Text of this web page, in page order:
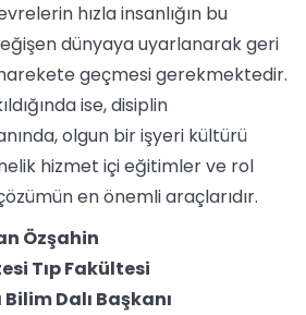
hızla insanlığın bu
dünyaya uyarlanarak geri
harekete geçmesi gerekmektedir.
ise, disiplin
olgun bir işyeri kültürü
hizmet içi eğitimler ve rol
en önemli araçlarıdır.
Özşahin
Tıp Fakültesi
Dalı Başkanı